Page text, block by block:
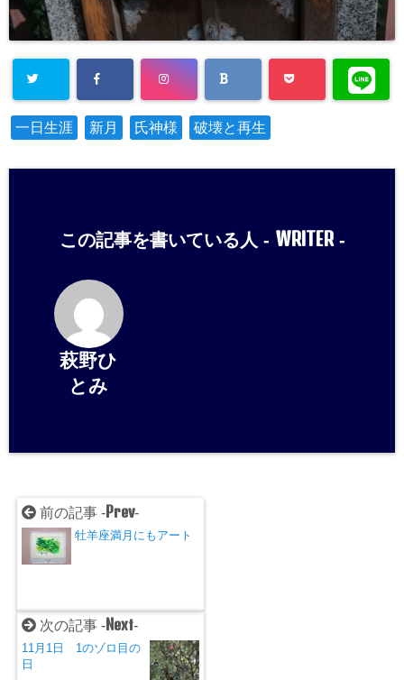
一日生涯 新月 氏神様 破壊と再生
この記事を書いている人 - WRITER-
萩野ひ
とみ
前の記事 - Prev-
牡羊座満月にもアート
次の記事 - Next-
11月1日 1のゾロ目の
日